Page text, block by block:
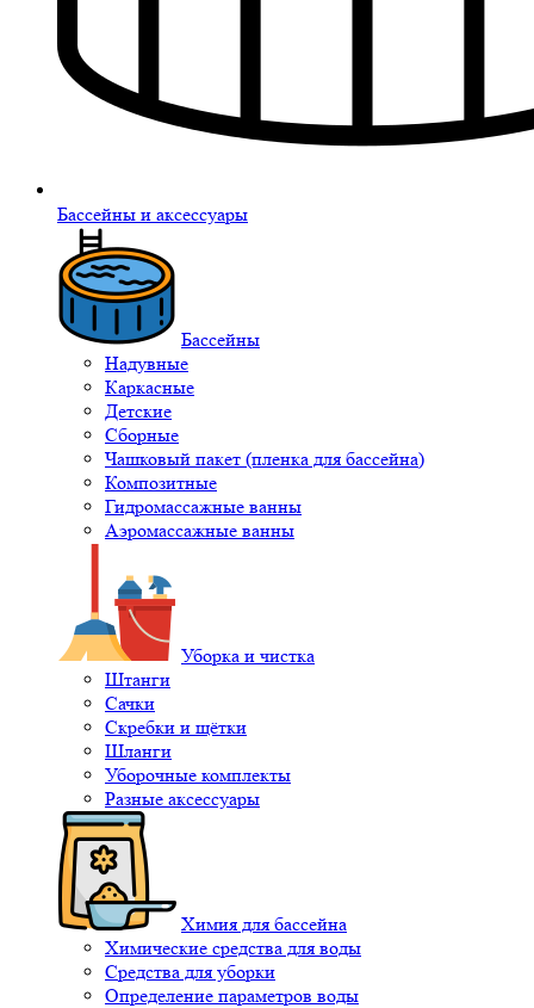
Бассейны и аксессуары
Бассейны
Надувные
Каркасные
Детские
Сборные
Чашковый пакет (пленка для бассейна)
Композитные
Гидромассажные ванны
Аэромассажные ванны
Уборка и чистка
Штанги
Сачки
Скребки и щётки
Шланги
Уборочные комплекты
Разные аксессуары
Химия для бассейна
Химические средства для воды
Средства для уборки
Определение параметров воды